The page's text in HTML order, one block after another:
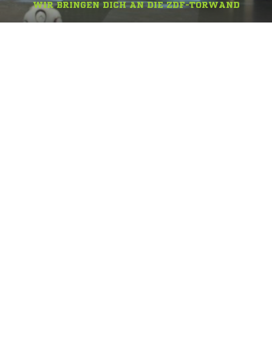
WIR BRINGEN DICH AN DIE ZDF-TORWAND